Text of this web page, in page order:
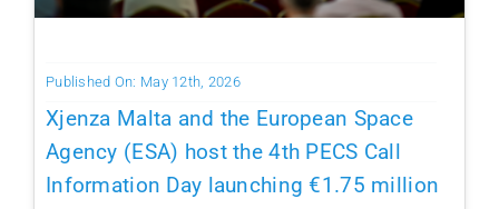
Published On: May 12th, 2026
Xjenza Malta and the European Space
Agency (ESA) host the 4th PECS Call
Information Day launching €1.75 million